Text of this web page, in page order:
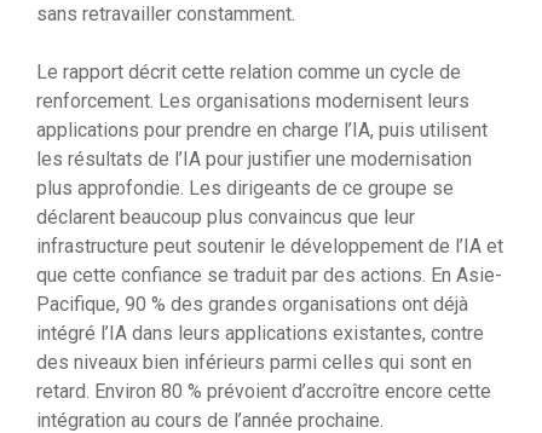
sans retravailler constamment.
Le rapport décrit cette relation comme un cycle de
renforcement. Les organisations modernisent leurs
applications pour prendre en charge l’IA, puis utilisent
les résultats de l’IA pour justifier une modernisation
plus approfondie. Les dirigeants de ce groupe se
déclarent beaucoup plus convaincus que leur
infrastructure peut soutenir le développement de l’IA et
que cette confiance se traduit par des actions. En Asie-
Pacifique, 90 % des grandes organisations ont déjà
intégré l’IA dans leurs applications existantes, contre
des niveaux bien inférieurs parmi celles qui sont en
retard. Environ 80 % prévoient d’accroître encore cette
intégration au cours de l’année prochaine.